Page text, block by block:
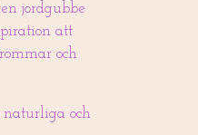
jordgubbe
att
och
och